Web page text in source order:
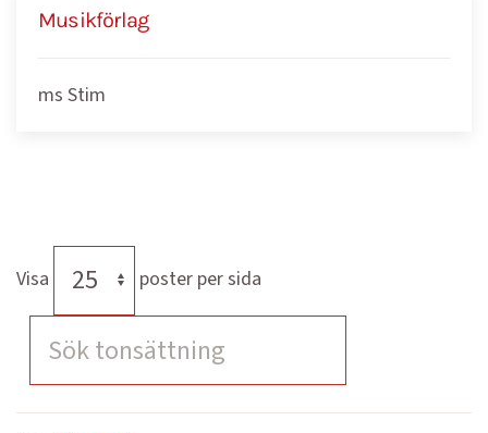
Musikförlag
ms Stim
Visa poster per sida